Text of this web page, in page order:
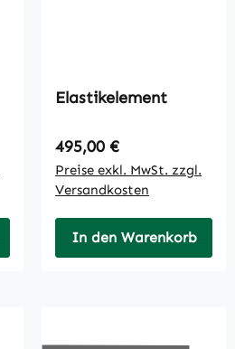
Elastikelement
Regulärer Preis:
495,00 €
Preise exkl. MwSt. zzgl.
Versandkosten
In den Warenkorb